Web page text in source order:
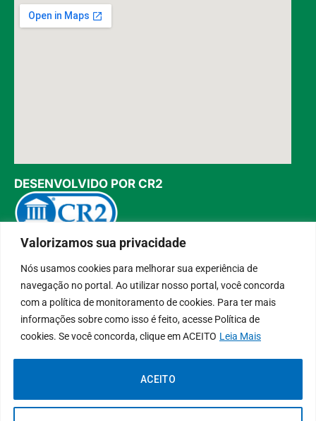
Valorizamos sua privacidade
Nós usamos cookies para melhorar sua experiência de
navegação no portal. Ao utilizar nosso portal, você concorda
com a política de monitoramento de cookies. Para ter mais
informações sobre como isso é feito, acesse Política de
cookies. Se você concorda, clique em ACEITO Leia Mais
ACEITO
Muito mais quecriar siteousistema para prefeituras
contrato que todas as exigências dasleis de transparência
públicaserão atendidas.
Conheça oPNTPe oRadar da Transparência Pública
DESENVOLVIDO POR CR2